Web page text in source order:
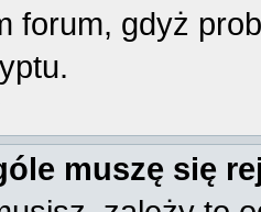
forum, gdyż
muszę się